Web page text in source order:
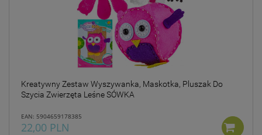
Kreatywny Zestaw Wyszywanka, Maskotka, Pluszak Do
Szycia Zwierzęta Leśne SÓWKA
EAN: 5904659178385
22,00 PLN